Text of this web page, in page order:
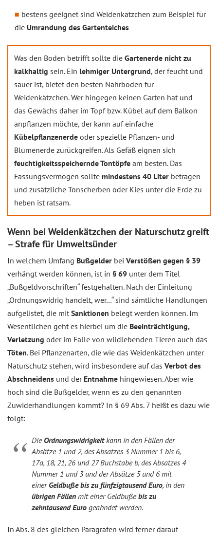
bestens geeignet sind Weidenkätzchen zum Beispiel für
die Umrandung des Gartenteiches
Was den Boden betrifft sollte die Gartenerde nicht zu
kalkhaltig sein. Ein lehmiger Untergrund, der feucht und
sauer ist, bietet den besten Nährboden für
Weidenkätzchen. Wer hingegen keinen Garten hat und
das Gewächs daher im Topf bzw. Kübel auf dem Balkon
anpflanzen möchte, der kann auf einfache
Kübelpflanzenerde oder spezielle Pflanzen- und
Blumenerde zurückgreifen. Als Gefäß eignen sich
feuchtigkeitsspeichernde Tontöpfe am besten. Das
Fassungsvermögen sollte mindestens 40 Liter betragen
und zusätzliche Tonscherben oder Kies unter die Erde zu
heben ist ratsam.
Wenn bei Weidenkätzchen der Naturschutz greift
– Strafe für Umweltsünder
In welchem Umfang Bußgelder bei Verstößen gegen § 39
verhängt werden können, ist in § 69 unter dem Titel
„Bußgeldvorschriften“ festgehalten. Nach der Einleitung
„Ordnungswidrig handelt, wer…“ sind sämtliche Handlungen
aufgelistet, die mit Sanktionen belegt werden können. Im
Wesentlichen geht es hierbei um die Beeinträchtigung,
Verletzung oder im Falle von wildlebenden Tieren auch das
Töten. Bei Pflanzenarten, die wie das Weidenkätzchen unter
Naturschutz stehen, wird insbesondere auf das Verbot des
Abschneidens und der Entnahme hingewiesen. Aber wie
hoch sind die Bußgelder, wenn es zu den genannten
Zuwiderhandlungen kommt? In § 69 Abs. 7 heißt es dazu wie
folgt:
Die Ordnungswidrigkeitkann in den Fällen der
Absätze 1 und 2, des Absatzes 3 Nummer 1 bis 6,
17a, 18, 21, 26 und 27 Buchstabe b, des Absatzes 4
Nummer 1 und 3 und der Absätze 5 und 6 mit
einerGeldbuße bis zu fünfzigtausend Euro, in den
übrigen Fällen mit einer Geldbußebis zu
zehntausend Euro geahndet werden.
In Abs. 8 des gleichen Paragrafen wird ferner darauf